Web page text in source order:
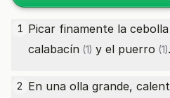
1 Picar finamente la cebolla
calabacín (1) y el puerro (1).
2 En una olla grande,